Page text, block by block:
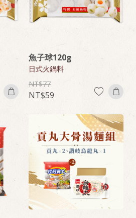
魚子球120g
日式火鍋料
77
59